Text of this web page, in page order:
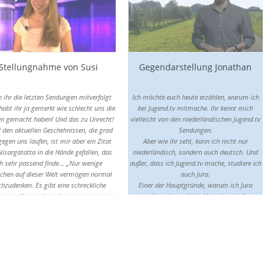
gemäss § 24 JMStV dar.
Ordnungswidrigkeit kann mit einer
in Höhe von bis zu € 500‘000
werden (siehe hierzu auch die
Anlage Rechtsgrundlagen). »
wahrscheinlich daher, weil sie ihre Artikel in
aller Regel schon fertig geschrieben haben,
bevor sie mich formell noch kurz anrufen. Sie
kennen mich wohl auch deshalb so schlecht,
weil sie meine Gegendarstellungen seit
verweigern. Sie halten stattdessen lieber an
über mich fest.
von Susi
ihr die letzten Sendungen mitverfolgt
ihr ja gemerkt wie schlecht uns die
gemacht haben! Und das zu Unrecht!
aktuellen Geschehnissen, die grad
uns laufen, ist mir aber ein Zitat
in die Hände gefallen, das
sehr passend finde... „Nur wenige
auf dieser Welt vermögen normal
Es gibt eine schreckliche
alles zu akzeptieren, was gesagt
Gegendarstellung Jonathan
Ich möchte euch heute erzählen, warum ich
bei Jugend.tv mitmache. Ihr kennt mich
vielleicht von den niederländischen Jugend.tv
Sendungen.
Aber wie ihr seht, kann ich nicht nur
niederländisch, sondern auch deutsch. Und
außer, dass ich Jugend.tv mache, studiere ich
auch Jura.
Einer der Hauptgründe, warum ich Jura
studiere, ist, weil ich Menschen helfen